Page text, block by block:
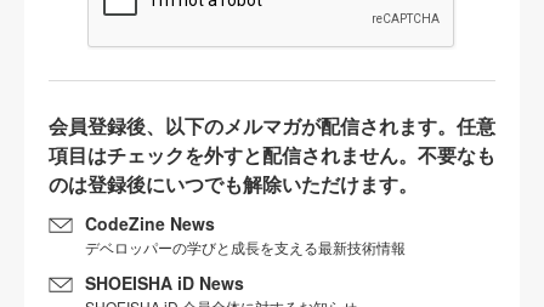
会員登録後、以下のメルマガが配信されます。任意
項目はチェックを外すと配信されません。不要なも
のは登録後にいつでも解除いただけます。
CodeZine News
デベロッパーの学びと成長を支える最新技術情報
SHOEISHA iD News